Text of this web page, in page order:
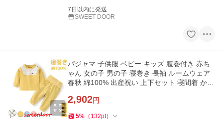
7日以内に発送
SWEET DOOR
パジャマ 子供服 ベビー キッズ 腹巻付き 赤ち
ゃん 女の子 男の子 寝巻き 長袖 ルームウェア
春秋 綿100% 出産祝い 上下セット 寝間着 かわ
2,902円
5% （ 132pt）